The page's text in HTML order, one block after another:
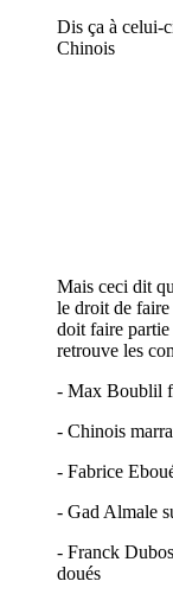
Dis ça à celui-
Chinois
Mais ceci dit
le droit de faire
doit faire
retrouve les
- Max Boublil
- Chinois
- Fabrice
- Gad Almale
- Franck
doués